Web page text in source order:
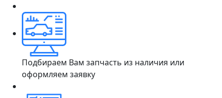
Подбираем Вам запчасть из наличия или
оформляем заявку